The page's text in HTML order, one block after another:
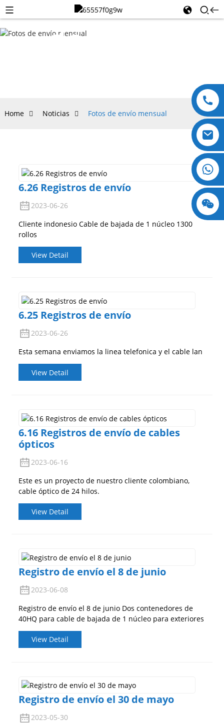
de
Home Noticias Fotos de envío mensual
6.26 Registros de envío
2023-06-26
Cliente indonesio Cable de bajada de 1 núcleo 1300
rollos
View Detail
6.25 Registros de envío
2023-06-26
Esta semana enviamos la linea telefonica y el cable lan
View Detail
6.16 Registros de envío de cables
ópticos
2023-06-16
Este es un proyecto de nuestro cliente colombiano,
cable óptico de 24 hilos.
View Detail
Registro de envío el 8 de junio
2023-06-08
Registro de envío el 8 de junio Dos contenedores de
40HQ para cable de bajada de 1 núcleo para exteriores
View Detail
Registro de envío el 30 de mayo
2023-05-30